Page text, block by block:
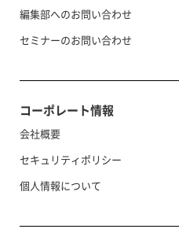
編集部へのお問い合わせ
セミナーのお問い合わせ
コーポレート情報
会社概要
セキュリティポリシー
個人情報について